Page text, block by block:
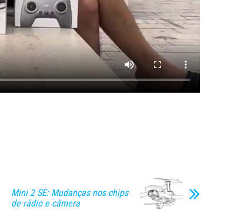
Mini 2 SE: Mudanças nos chips
de rádio e câmera